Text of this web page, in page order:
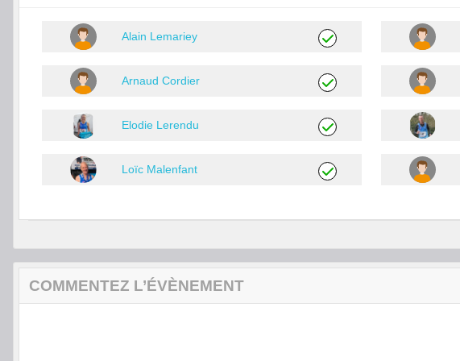
Alain Lemariey
Arnaud Cordier
Elodie Lerendu
Loïc Malenfant
COMMENTEZ L’ÉVÈNEMENT